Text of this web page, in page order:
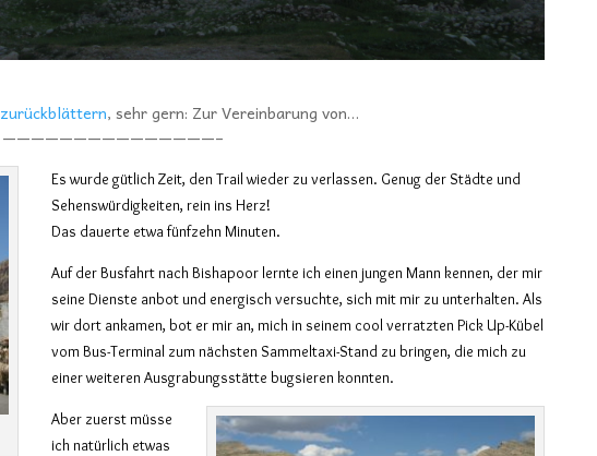
zurückblättern, sehr gern: Zur Vereinbarung von…
———————————————–
Es wurde gütlich Zeit, den Trail wieder zu verlassen. Genug der Städte und
Sehenswürdigkeiten, rein ins Herz!
Das dauerte etwa fünfzehn Minuten.
Auf der Busfahrt nach Bishapoor lernte ich einen jungen Mann kennen, der mir
seine Dienste anbot und energisch versuchte, sich mit mir zu unterhalten. Als
wir dort ankamen, bot er mir an, mich in seinem cool verratzten Pick Up-Kübel
vom Bus-Terminal zum nächsten Sammeltaxi-Stand zu bringen, die mich zu
einer weiteren Ausgrabungsstätte bugsieren konnten.
Aber zuerst müsse
ich natürlich etwas